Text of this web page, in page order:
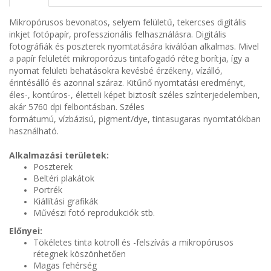
Mikropórusos bevonatos, selyem felületű, tekercses digitális
inkjet fotópapír, professzionális felhasználásra. Digitális
fotográfiák és poszterek nyomtatására kiválóan alkalmas. Mivel
a papír felületét mikroporózus tintafogadó réteg borítja, így a
nyomat felületi behatásokra kevésbé érzékeny, vízálló,
érintésálló és azonnal száraz. Kitűnő nyomtatási eredményt,
éles-, kontúros-, életteli képet biztosít széles színterjedelemben,
akár 5760 dpi felbontásban. Széles
formátumú, vízbázisú, pigment/dye, tintasugaras nyomtatókban
használható.
Alkalmazási területek:
Poszterek
Beltéri plakátok
Portrék
Kiállítási grafikák
Művészi fotó reprodukciók stb.
Előnyei:
Tökéletes tinta kotroll és -felszívás a mikropórusos
rétegnek köszönhetően
Magas fehérség